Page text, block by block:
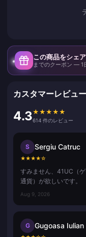
この商品をシェ
までのクーポン — 1
カスタマーレビュー
4.3★ ★ ★ ★ ★
614 件のレビュー
S Sergiu Catruc
★★★★☆
すみません、41UC（
通貨）が欲しいです。
Aug 9, 2026
G Gugoasa Iulian